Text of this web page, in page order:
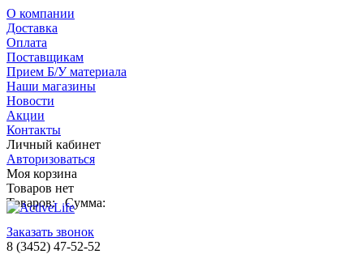
О компании
Доставка
Оплата
Поставщикам
Прием Б/У материала
Наши магазины
Новости
Акции
Контакты
Личный кабинет
Авторизоваться
Моя корзина
Товаров нет
Товаров: Сумма:
Заказать звонок
8 (3452) 47-52-52